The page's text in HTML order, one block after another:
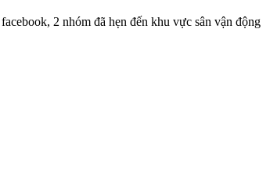
2 nhóm đã hẹn đến khu vực sân vận động